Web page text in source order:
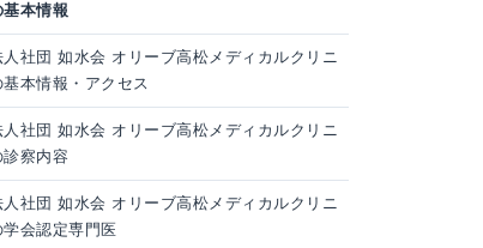
基本情報
人社団 如水会 オリーブ高松メディカルクリニ
基本情報・アクセス
人社団 如水会 オリーブ高松メディカルクリニ
診察内容
人社団 如水会 オリーブ高松メディカルクリニ
学会認定専門医